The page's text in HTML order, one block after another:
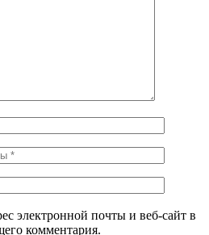
электронной почты и веб-сайт в
комментария.